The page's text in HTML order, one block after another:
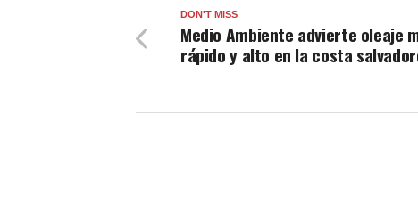
DON'T MISS
Medio Ambiente advierte oleaje
rápido y alto en la costa